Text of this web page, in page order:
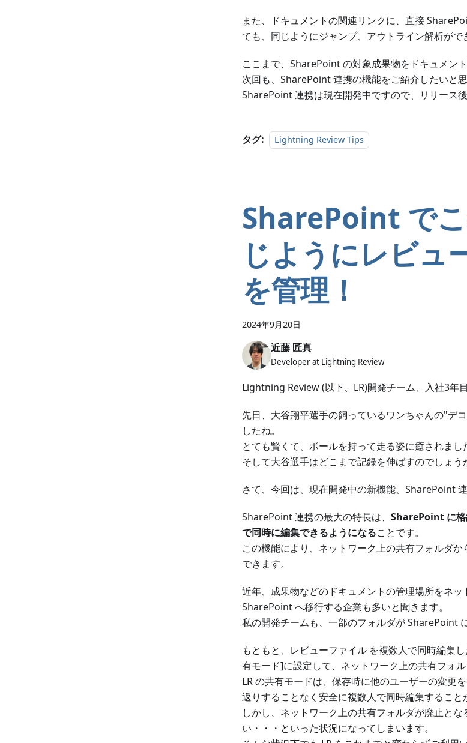
また、ドキュメントの関連リンクに、直接
ても、同じようにジャンプ、アウトライン解析がで
ここまで、SharePoint の対象成果物をドキュメン
次回も、SharePoint 連携の機能をご紹介したいと思
SharePoint 連携は現在開発中ですので、リリース
タグ: Lightning Review Tips
SharePoint で
じようにレビュ
を管理！
2024年9月20日
近藤 匠真
Developer at Lightning Review
Lightning Review (以下、LR)開発チーム、入社3年目
先日、大谷翔平選手の飼っているワンちゃんの"デ
したね。
とても賢くて、ボールを持って走る姿に癒されまし
そして大谷選手はどこまで記録を伸ばすのでしょう
さて、今回は、現在開発中の新機能、SharePoint
SharePoint 連携の最大の特長は、 SharePoint に格
で同時に編集できるようになることです。
この機能により、ネットワーク上の共有フォルダ
できます。
近年、成果物などのドキュメントの管理場所をネ
SharePoint へ移行する企業も多いと聞きます。
私の開発チームも、一部のフォルダが SharePoint
もともと、レビューファイル を複数人で同時編集
有モード]に設定して、ネットワーク上の共有フォ
LR の共有モードは、保存時に他のユーザーの変更
返りすることなく安全に複数人で同時編集すること
しかし、ネットワーク上の共有フォルダが廃止と
い・・・といった状況になってしまいます。